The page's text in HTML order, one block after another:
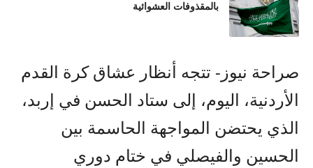
بالمقذوفات العشوائية
صراحة نيوز- تتجه أنظار عشاق كرة القدم
الأردنية، اليوم، إلى ستاد الحسن في إربد،
الذي يحتضن المواجهة الحاسمة بين
الحسين والفيصلي في ختام دوري